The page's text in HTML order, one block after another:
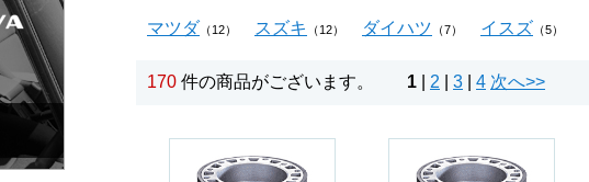
マツダ （12） スズキ （12） ダイハツ （7） イスズ （5）
170 件の商品がございます。 1 2 3 4 次へ>>